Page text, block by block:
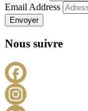
Email Address
Envoyer
Nous suivre